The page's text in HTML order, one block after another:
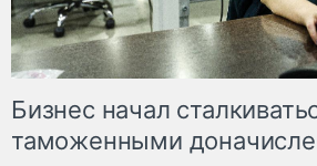
Бизнес начал
таможенными